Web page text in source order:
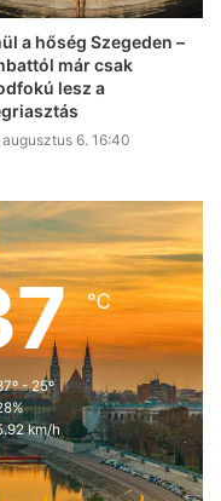
a hőség Szegeden –
már csak
lesz a
6. 16:40
℃
- 25º
km/h